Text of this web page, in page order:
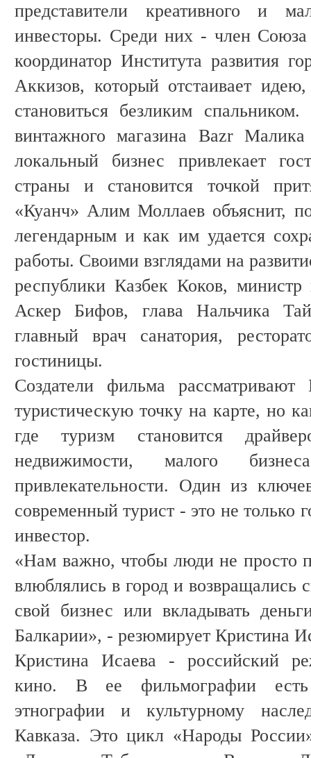
представители креативного и
инвесторы. Среди них - член Союза
координатор Института развития
Аккизов, который отстаивает
становиться безликим
винтажного магазина Bazr
локальный бизнес привлекает
страны и становится точкой
«Куанч» Алим Моллаев объяснит,
легендарным и как им удается
работы. Своими взглядами на
республики Казбек Коков,
Аскер Бифов, глава Нальчика
главный врач санатория,
гостиницы.
Создатели фильма
туристическую точку на карте, но
где туризм становится
недвижимости, малого
привлекательности. Один из
современный турист - это не только
инвестор.
«Нам важно, чтобы люди не просто
влюблялись в город и возвращались
свой бизнес или вкладывать
Балкарии», - резюмирует Кристина
Кристина Исаева - российский
кино. В ее фильмографии есть
этнографии и культурному
Кавказа. Это цикл «Народы